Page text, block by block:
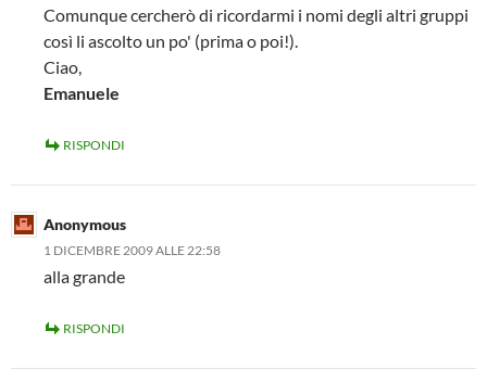
Comunque cercherò di ricordarmi i nomi degli altri gruppi
così li ascolto un po' (prima o poi!).
Ciao,
Emanuele
RISPONDI
Anonymous
1 DICEMBRE 2009 ALLE 22:58
alla grande
RISPONDI